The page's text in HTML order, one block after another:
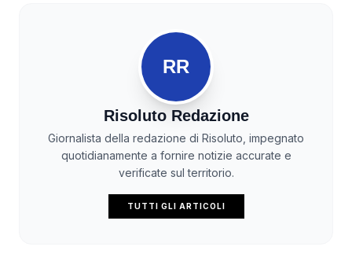
RR
Risoluto Redazione
Giornalista della redazione di Risoluto, impegnato
quotidianamente a fornire notizie accurate e
verificate sul territorio.
TUTTI GLI ARTICOLI